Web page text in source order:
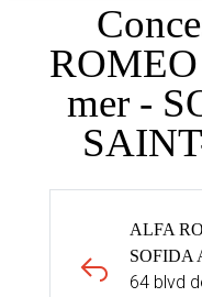
mer -
ALFA
SOFIDA
64 blvd